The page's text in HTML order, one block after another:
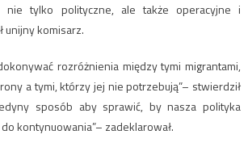
nie tylko polityczne, ale także operacyjne i
unijny komisarz.
rozróżnienia między tymi migrantami,
a tymi, którzy jej nie potrzebują”– stwierdził
sposób aby sprawić, by nasza polityka
kontynuowania”– zadeklarował.